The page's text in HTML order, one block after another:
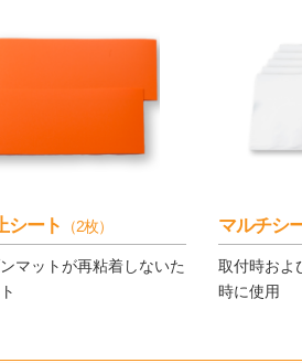
シート （2枚）
マットが再粘着しないた
マルチシ
取付時およ
時に使用